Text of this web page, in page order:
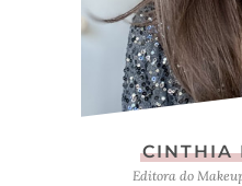
CINTHIA
Editora do